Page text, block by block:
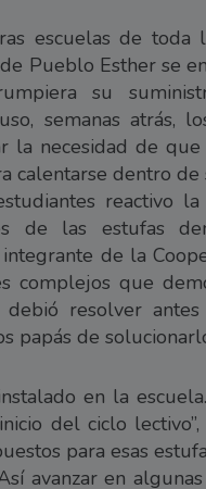
escuelas de toda
de Pueblo Esther se
su
semanas atrás,
la necesidad de
calentarse dentro de
reactivo
de las estufas
de la
complejos que
debió resolver
papás de
en la
del ciclo
para esas
avanzar en